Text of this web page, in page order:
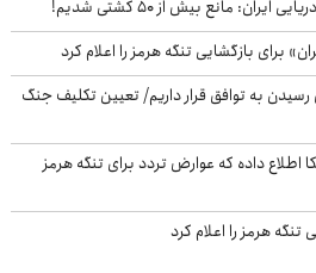
مانع بیش از ۵۰ کشتی شدیم!
برای بازگشایی تنگه هرمز را اعلام کرد
رسیدن به توافق قرار داریم/ تعیین تکلیف جنگ
داده که عوارض تردد برای تنگه هرمز
هرمز را اعلام کرد